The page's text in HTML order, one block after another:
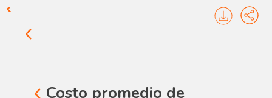
Costo promedio de